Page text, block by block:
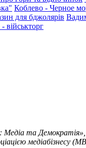
Коблево - Черное
для бджолярів
військторг
та
медіабізнесу